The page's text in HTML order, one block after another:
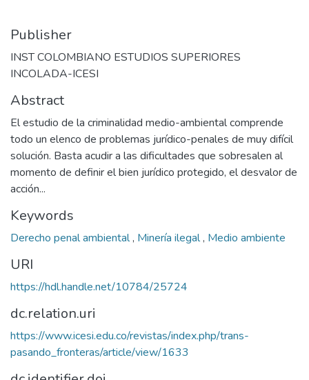
Publisher
INST COLOMBIANO ESTUDIOS SUPERIORES
INCOLADA-ICESI
Abstract
El estudio de la criminalidad medio-ambiental comprende
todo un elenco de problemas jurídico-penales de muy difícil
solución. Basta acudir a las dificultades que sobresalen al
momento de definir el bien jurídico protegido, el desvalor de
acción...
Keywords
Derecho penal ambiental, Minería ilegal, Medio ambiente
URI
https://hdl.handle.net/10784/25724
dc.relation.uri
https://www.icesi.edu.co/revistas/index.php/trans-
pasando_fronteras/article/view/1633